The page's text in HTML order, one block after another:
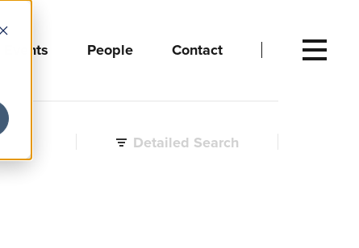
Events People Contact
Detailed Search